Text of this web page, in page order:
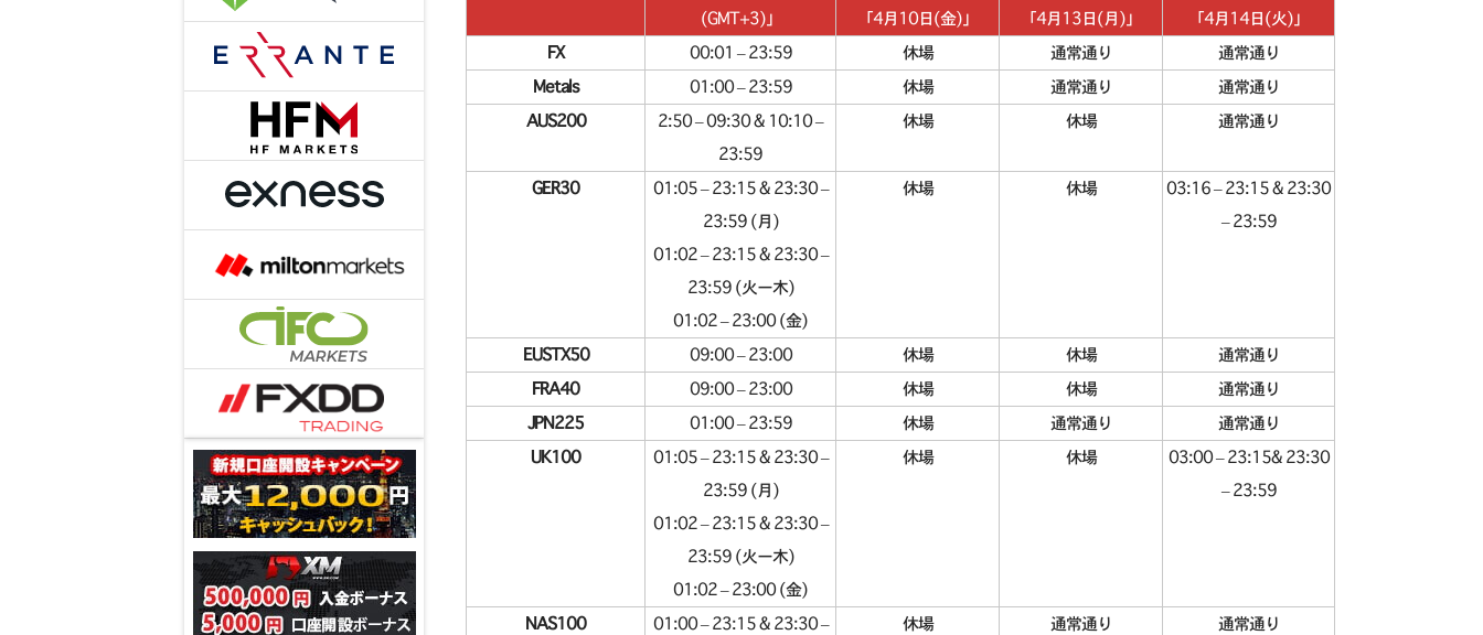
(GMT+3)」
「4月10日(金)」
「4月13日(月)」
「4月14日(火)」
FX
00:01 – 23:59 休場 通常通り
通常通り
Metals
01:00 – 23:59 休場 通常通り
通常通り
AUS200
2:50 – 09:30 & 10:10 –
23:59
休場 休場 通常通り
GER30
01:05 – 23:15 & 23:30 –
23:59 (月)
01:02 – 23:15 & 23:30 –
23:59 (火ー木)
01:02 – 23:00 (金)
休場 休場
03:16 – 23:15 & 23:30
– 23:59
EUSTX50 09:00 – 23:00 休場 休場
通常通り
FRA40
09:00 – 23:00 休場 休場
通常通り
JPN225
01:00 – 23:59 休場 通常通り
通常通り
UK100
01:05 – 23:15 & 23:30 –
23:59 (月)
01:02 – 23:15 & 23:30 –
23:59 (火ー木)
01:02 – 23:00 (金)
休場 休場
03:00 – 23:15& 23:30
– 23:59
NAS100
01:00 – 23:15 & 23:30 –
休場 通常通り 通常通り